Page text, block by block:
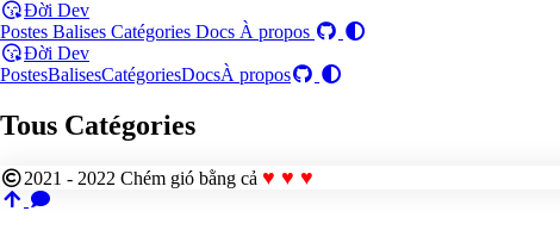
Đời Dev
Postes Balises Catégories Docs À propos
Đời Dev
PostesBalisesCatégoriesDocsÀ propos
Tous Catégories
2021 - 2022 Chém gió bằng cả ♥ ♥ ♥